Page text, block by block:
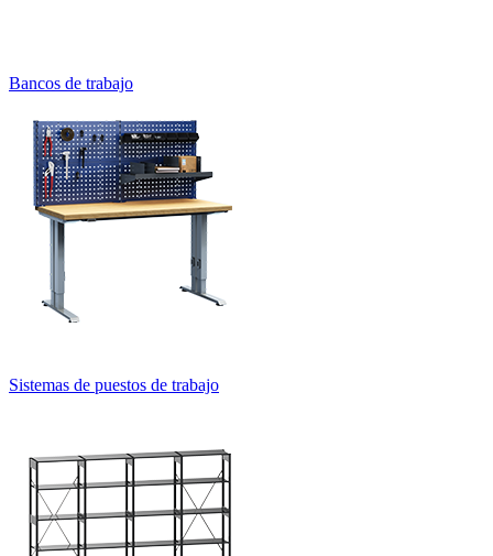
Bancos de trabajo
Sistemas de puestos de trabajo